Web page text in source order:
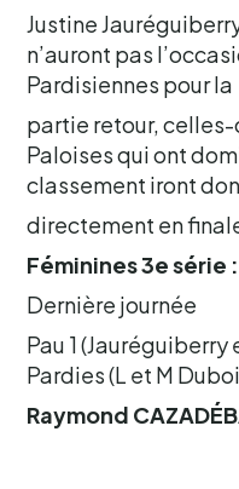
Justine
n’auront pas
Pardisiennes pour la
partie retour,
Paloises qui ont
classement iront
directement en
Féminines 3e série :
Dernière journée
Pau 1
Pardies (L et M
Raymond